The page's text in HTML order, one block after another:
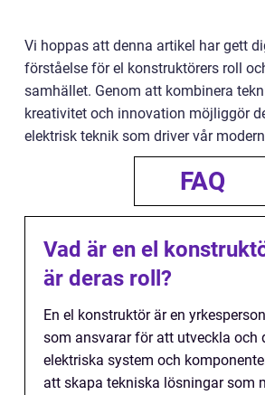
Vi hoppas att denna artikel har gett
förståelse för el konstruktörers roll
samhället. Genom att kombinera
kreativitet och innovation möjliggör
elektrisk teknik som driver vår
FAQ
Vad är en el
är deras roll?
En el konstruktör är en
som ansvarar för att utveckla och
elektriska system och
att skapa tekniska lösningar som